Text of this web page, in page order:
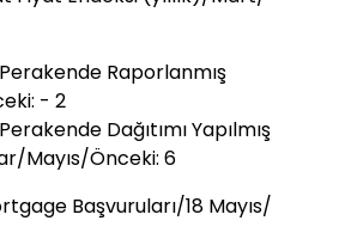
Raporlanmış
- 2
Dağıtımı Yapılmış
Mayıs/Önceki: 6
Başvuruları/18 Mayıs/